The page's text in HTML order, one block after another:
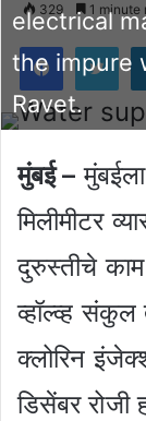
329 1 minute
electrical
the impure
Ravet.
मुंबई –
मिलीमीटर
दुरुस्तीचे
व्हॉल्व्ह संकुल
क्लोरिन
डिसेंबर रोजी